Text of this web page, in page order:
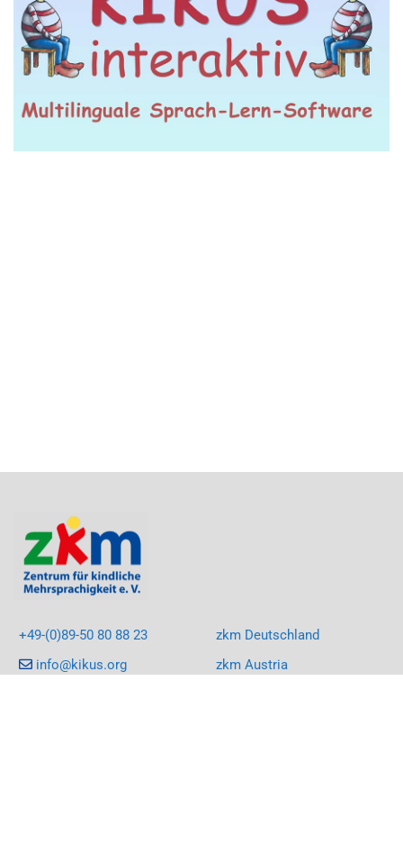
+49-(0)89-50 80 88 23
zkm Deutschland
info@kikus.org
zkm Austria